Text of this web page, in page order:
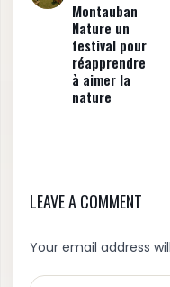
Montauban
Nature un
festival pour
réapprendre
à aimer la
nature
LEAVE A COMMENT
Your email address